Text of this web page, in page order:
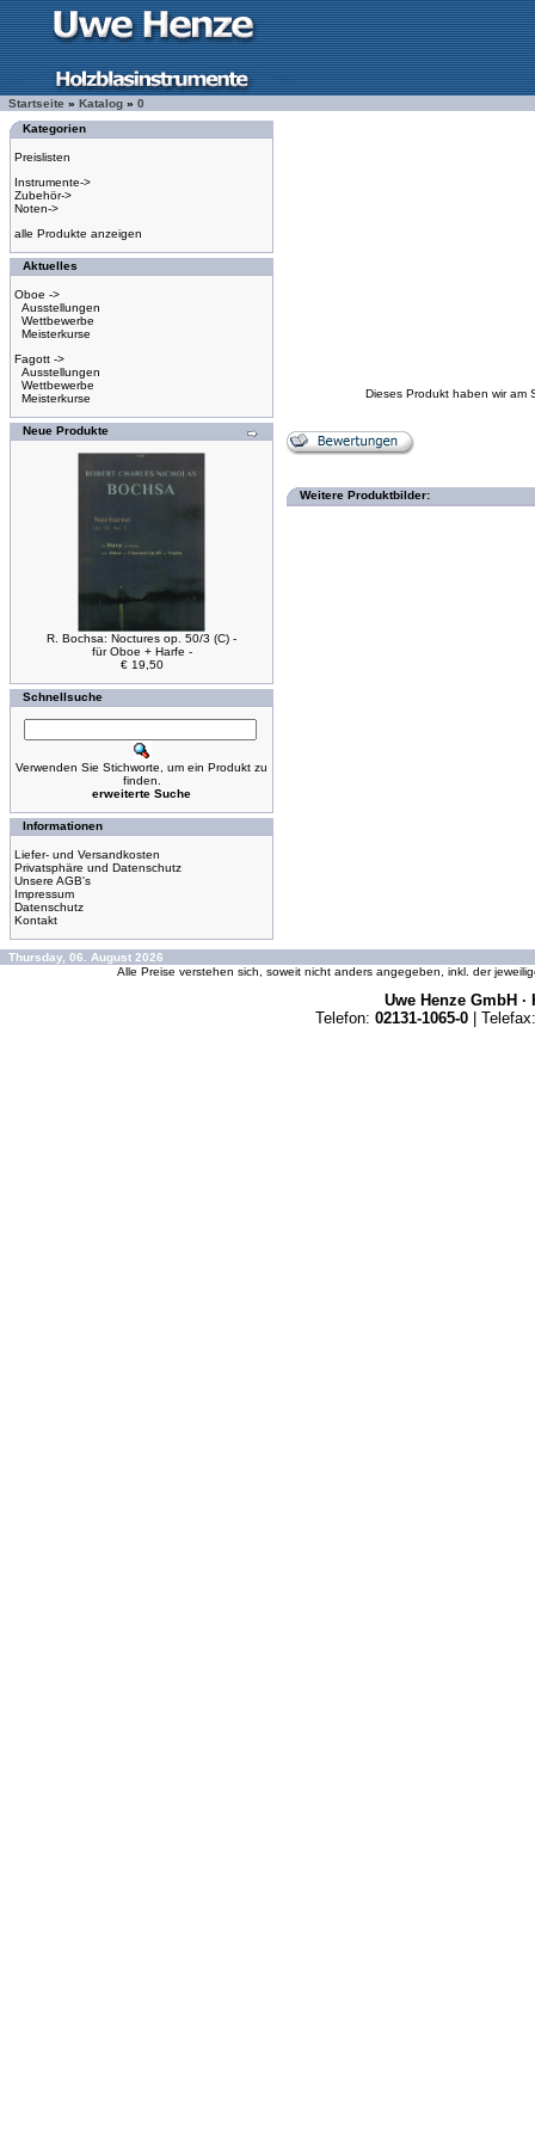
Startseite » Katalog » 0
Kategorien
Preislisten
Instrumente->
Zubehör->
Noten->
alle Produkte anzeigen
Aktuelles
Oboe ->
Ausstellungen
Wettbewerbe
Meisterkurse
Fagott ->
Ausstellungen
Wettbewerbe
Meisterkurse
Neue Produkte
R. Bochsa: Noctures op. 50/3 (C) -
für Oboe + Harfe -
€ 19,50
Schnellsuche
Verwenden Sie Stichworte, um ein Produkt zu
finden.
erweiterte Suche
Informationen
Liefer- und Versandkosten
Privatsphäre und Datenschutz
Unsere AGB's
Impressum
Datenschutz
Kontakt
Dieses Produkt haben wir am
Weitere Produktbilder:
Thursday, 06. August 2026
Alle Preise verstehen sich, soweit nicht anders angegeben, inkl. der
Uwe Henze GmbH ·
Telefon: 02131-1065-0 | Telefax: